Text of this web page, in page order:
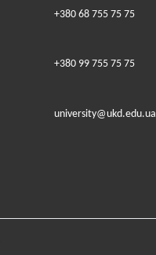
+380 68 755 75 75
+380 99 755 75 75
university@ukd.edu.ua